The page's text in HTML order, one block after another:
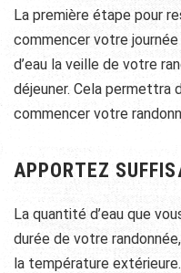
La première étape pour
commencer votre
d’eau la veille de votre
déjeuner. Cela permettra
commencer votre
APPORTEZ
La quantité d’eau que
durée de votre
la température